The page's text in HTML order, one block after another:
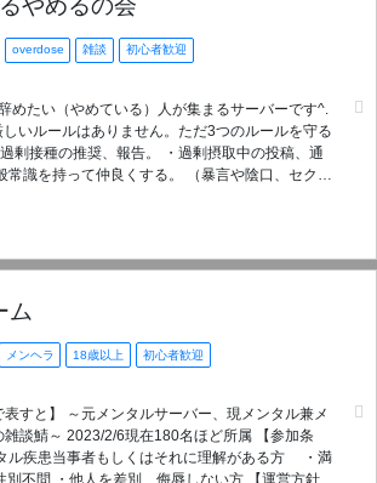
やめるの会
overdose 雑談 初心者歓迎
めたい（やめている）人が集まるサーバーです^.
常識を持って仲良くする。 （暴言や陰口、セクハ
い ・医者にとめられている ・自傷をやめたい、控
！ 友達に悩んでいる子がいたら
ム
メンヘラ 18歳以上 初心者歓迎
表すと】 ～元メンタルサーバー、現メンタル兼メ
ほど所属 【参加条
ル疾患当事者もしくはそれに理解がある方 ・満